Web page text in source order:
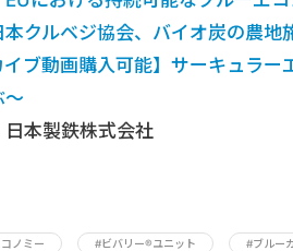
本クルベジ協会、バイオ炭の農
イブ動画購入可能】サーキュラ
～
本製鉄株式会社
ノミー #ビバリー®ユニット #ブルー